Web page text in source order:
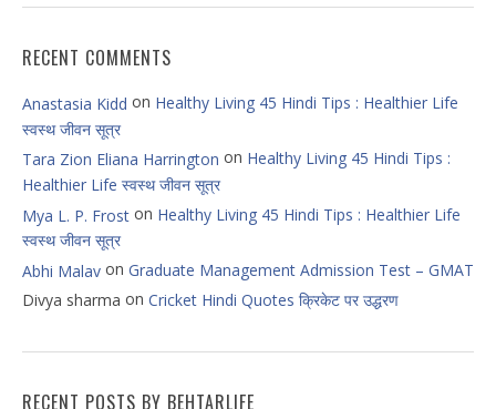
RECENT COMMENTS
Anastasia Kidd on Healthy Living 45 Hindi Tips : Healthier Life
स्वस्थ जीवन सूत्र
Tara Zion Eliana Harrington on Healthy Living 45 Hindi Tips :
Healthier Life स्वस्थ जीवन सूत्र
Mya L. P. Frost on Healthy Living 45 Hindi Tips : Healthier Life
स्वस्थ जीवन सूत्र
Abhi Malav on Graduate Management Admission Test – GMAT
Divya sharma on Cricket Hindi Quotes क्रिकेट पर उद्धरण
RECENT POSTS BY BEHTARLIFE